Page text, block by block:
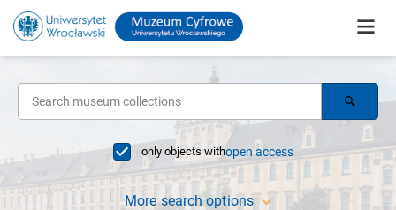
only objects withopen access
More search options